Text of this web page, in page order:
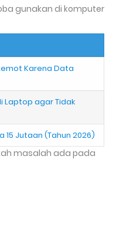
gunakan di komputer
Karena Data
Laptop agar Tidak
15 Jutaan (Tahun 2026)
masalah ada pada